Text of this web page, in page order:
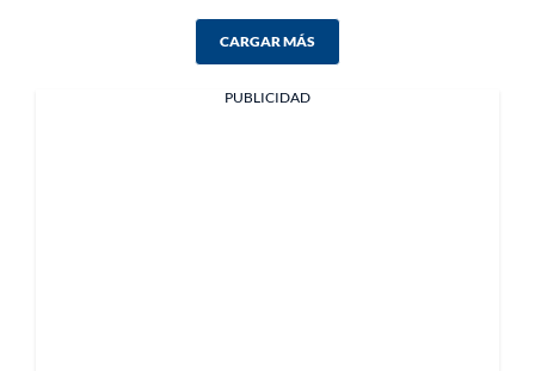
CARGAR MÁS
PUBLICIDAD